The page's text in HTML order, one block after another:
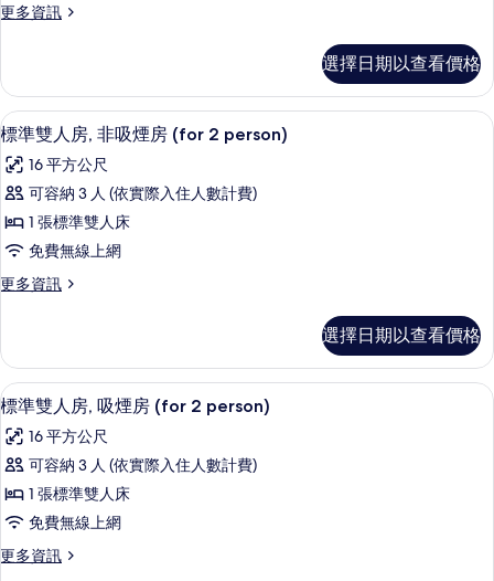
吸
房
(for
2
people
的
所
相
更多資訊
更
房,
非
吸
房
(for
people
詳
選擇日期以查看價格
顯
示
標
準
雙
房,
吸
煙
房
(for
2
person)
的
所
高級寢具、羽絨被、書桌、遮光布/窗
4
標準雙人房, 非吸煙房 (for 2 person)
16 平方公尺
可容納 3 人 (依實際入住人數計費)
1 張標準雙人床
免費無線上網
更多資訊
更
雙
人
房,
吸
煙
(for
2
的
選擇日期以查看價格
顯
示
標
準
雙
房,
高級寢具、羽絨被、書桌、遮光布/窗
4
標準雙人房, 吸煙房 (for 2 person)
16 平方公尺
可容納 3 人 (依實際入住人數計費)
1 張標準雙人床
免費無線上網
更多資訊
更